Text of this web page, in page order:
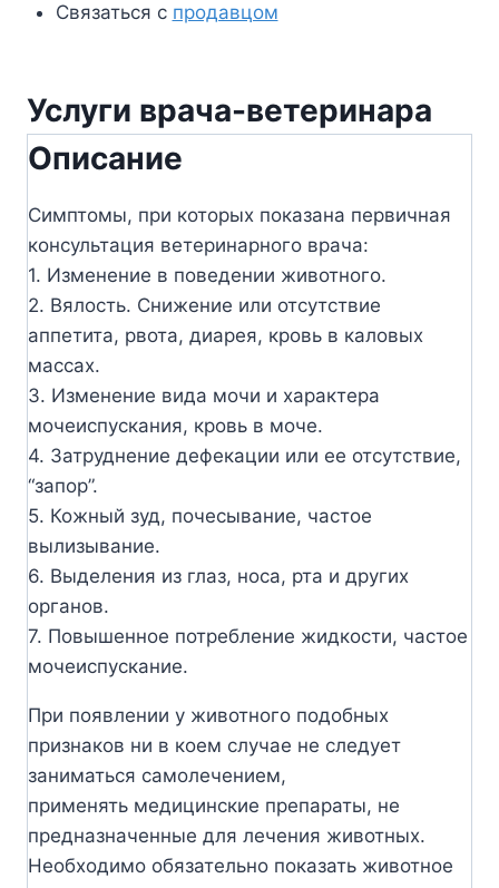
Связаться с продавцом
Услуги врача-ветеринара
Описание
Симптомы, при которых показана первичная
консультация ветеринарного врача:
1. Изменение в поведении животного.
2. Вялость. Снижение или отсутствие
аппетита, рвота, диарея, кровь в каловых
массах.
3. Изменение вида мочи и характера
мочеиспускания, кровь в моче.
4. Затруднение дефекации или ее отсутствие,
“запор”.
5. Кожный зуд, почесывание, частое
вылизывание.
6. Выделения из глаз, носа, рта и других
органов.
7. Повышенное потребление жидкости, частое
мочеиспускание.
При появлении у животного подобных
признаков ни в коем случае не следует
заниматься самолечением,
применять медицинские препараты, не
предназначенные для лечения животных.
Необходимо обязательно показать животное